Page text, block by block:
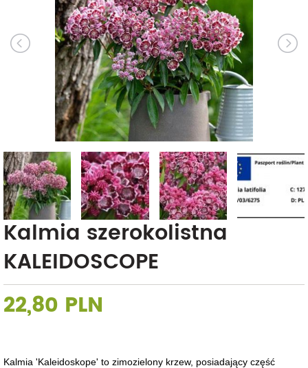
Kalmia szerokolistna
KALEIDOSCOPE
22,80 PLN
Kalmia 'Kaleidoskope' to zimozielony krzew, posiadający część